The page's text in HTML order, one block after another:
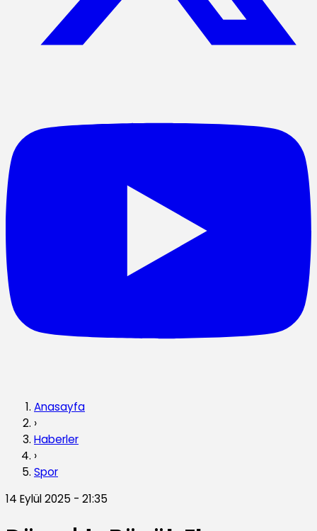
Anasayfa
›
Haberler
›
Spor
14 Eylül 2025 - 21:35